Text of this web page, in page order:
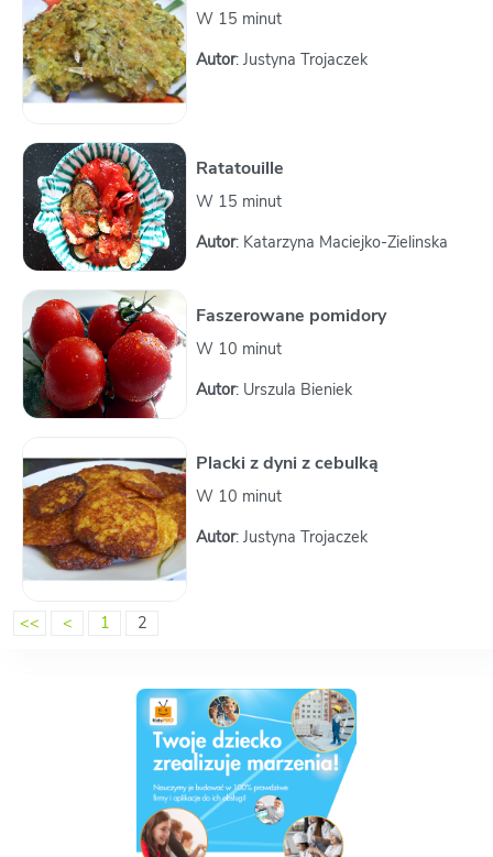
W 15 minut
Autor: Justyna Trojaczek
Ratatouille
W 15 minut
Autor: Katarzyna Maciejko-Zielinska
Faszerowane pomidory
W 10 minut
Autor: Urszula Bieniek
Placki z dyni z cebulką
W 10 minut
Autor: Justyna Trojaczek
<< < 1 2